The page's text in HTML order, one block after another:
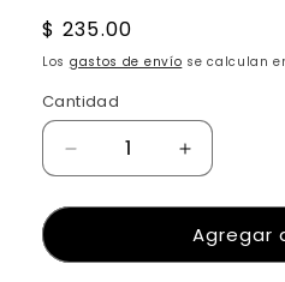
Precio
habitual
$ 235.00
Los gastos de envío se calculan
Cantidad
Reducir
cantidad
para
Body
Aumentar
cantidad
para
Perfume
Body
Agregar
Compra ahora
sin tarjeta
Agrega tu